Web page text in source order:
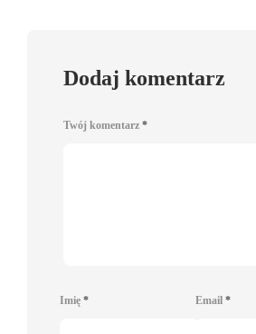
Dodaj komentarz
Twój komentarz *
Imię * Email *